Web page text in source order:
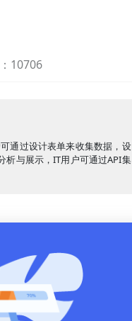
10706
通过设计表单来收集数据，设
析与展示，IT用户可通过API集